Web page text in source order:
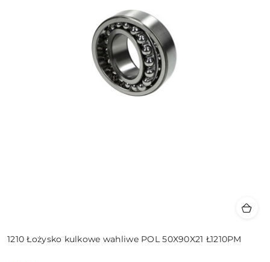
1210 Łożysko kulkowe wahliwe POL 50X90X21 Ł1210PM